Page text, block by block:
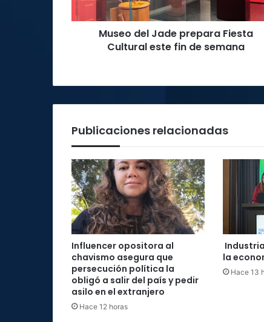
de
semanaMuseo del Jade prepara Fiesta
Cultural este fin de semana
Publicaciones relacionadas
Influencer opositora al
chavismo asegura que
persecución política la
obligó a salir del país y pedir
asilo en el extranjero
Hace 12 horas
la
Hace 13